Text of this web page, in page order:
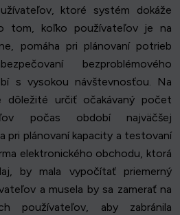
ktoré systém dokáže
tom, koľko používateľov je na
pomáha pri plánovaní potrieb
bezproblémového
s vysokou návštevnosťou. Na
dôležité určiť očakávaný počet
počas období najväčšej
pri plánovaní kapacity a testovaní
elektronického obchodu, ktorá
by mala vypočítať priemerný
a musela by sa zamerať na
používateľov, aby zabránila